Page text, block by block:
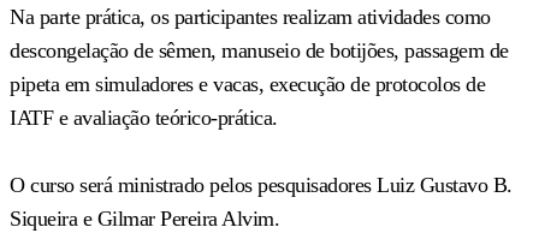
Na parte prática, os participantes realizam atividades como
descongelação de sêmen, manuseio de botijões, passagem de
pipeta em simuladores e vacas, execução de protocolos de
IATF e avaliação teórico-prática.
O curso será ministrado pelos pesquisadores Luiz Gustavo B.
Siqueira e Gilmar Pereira Alvim.